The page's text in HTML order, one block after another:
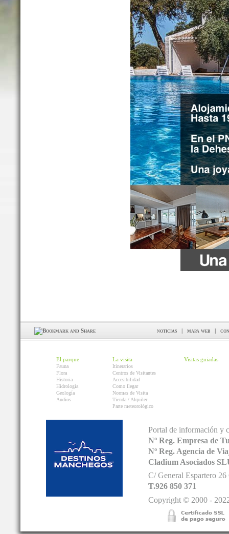
noticias | mapa web |
El parque
Fauna
Flora
Historia
Hidrología
Geología
Audios
La visita
Itinerarios
Centros de Visitantes
Accesibilidad
Como llegar
Normas de Visita
Tienda / Alquiler
Parte meteorológico
Visitas guiadas
Portal de información y
Nº Reg. Empresa de
Nº Reg. Agencia de
Cladium Asociados
C/ General Espartero
T.926 850 371
Copyright © 2000 -